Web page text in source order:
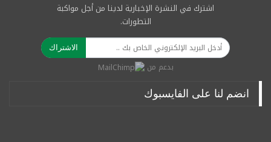
اشترك في النشرة الإخبارية لدينا من أجل مواكبة
التطورات.
الاشتراك
بدعم من
انضم لنا على الفايسبوك